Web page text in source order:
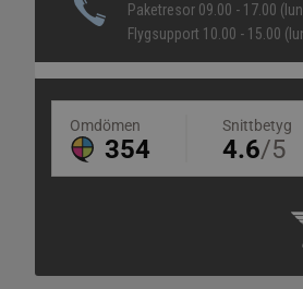
Paketresor 09.00 - 17.00
Flygsupport 10.00 - 15.00